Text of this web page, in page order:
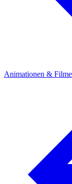
Animationen & Filme